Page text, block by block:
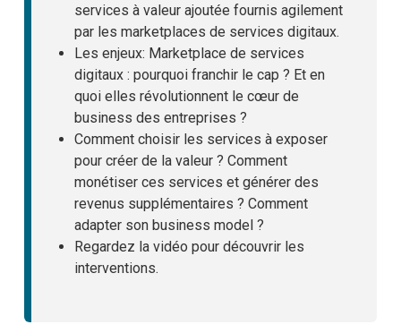
services à valeur ajoutée fournis agilement
par les marketplaces de services digitaux.
Les enjeux: Marketplace de services
digitaux : pourquoi franchir le cap ? Et en
quoi elles révolutionnent le cœur de
business des entreprises ?
Comment choisir les services à exposer
pour créer de la valeur ? Comment
monétiser ces services et générer des
revenus supplémentaires ? Comment
adapter son business model ?
Regardez la vidéo pour découvrir les
interventions.